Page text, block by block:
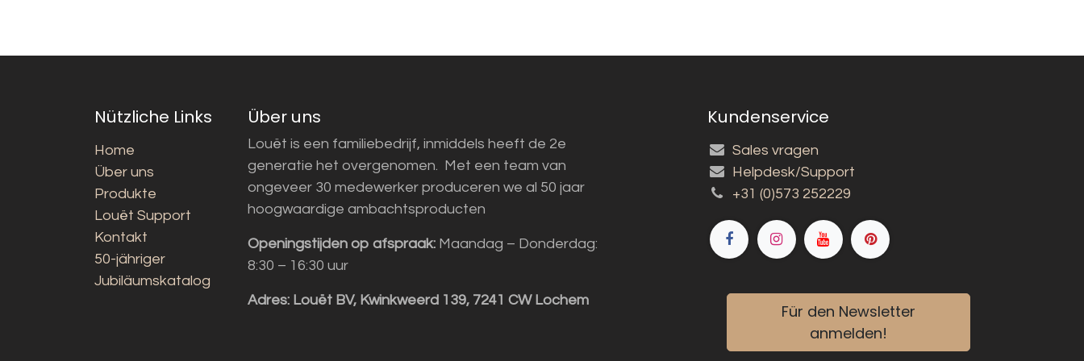
Nützliche Links
Home
Über uns
Produkte
Louët Support
Kontakt
50-jähriger
Jubiläumskatalog
Über uns
Louët is een familiebedrijf, inmiddels heeft de 2e
generatie het overgenomen. Met een team van
ongeveer 30 medewerker produceren we al 50 jaar
hoogwaardige ambachtsproducten
Openingstijden op afspraak: Maandag – Donderdag:
8:30 – 16:30 uur
Adres: Louët BV, Kwinkweerd 139, 7241 CW Lochem
Kundenservice
Sales vragen
Helpdesk/Support
+31 (0)573 252229
Für den Newsletter
anmelden!